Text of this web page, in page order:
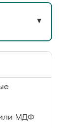
▼
МДФ